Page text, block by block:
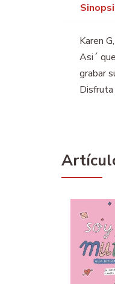
Karen
Asi´
grabar